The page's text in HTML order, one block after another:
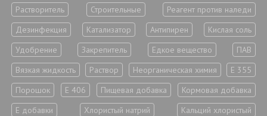
Растворитель Строительные
Реагент против наледи
Дезинфекция
Катализатор Антипирен
Кислая соль
Удобрение
Закрепитель Едкое вещество
ПАВ
Вязкая жидкость
Раствор Неорганическая химия
Е 355
Порошок
Е 406 Пищевая добавка
Кормовая добавка
Е добавки
Хлористый натрий
Кальций хлористый